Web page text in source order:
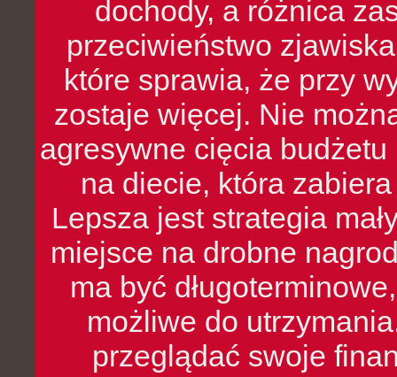
dochody, a różnica
przeciwieństwo
które sprawia, że przy
zostaje więcej. Nie
agresywne cięcia
na diecie, która
Lepsza jest strategia
miejsce na drobne
ma być
możliwe do
przeglądać swoje